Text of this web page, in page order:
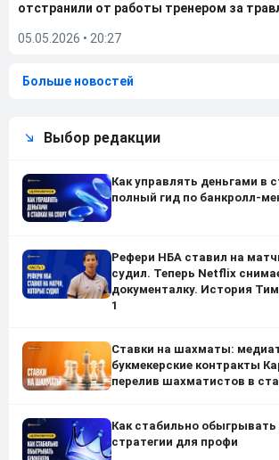
отстранили от работы тренером за
05.05.2026 • 20:27
Больше новостей
Выбор редакции
Как управлять деньгами в
полный гид по банкролл-
Рефери НБА ставил на
судил. Теперь Netflix
документалку. История
1
Ставки на шахматы:
букмекерские контракты
перелив шахматистов в
Как стабильно обыгрывать
стратегии для профи